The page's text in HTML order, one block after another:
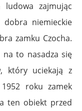
zajmując
dobra niemieckie
zamku Czocha.
na to nasadza się
który uciekają z
roku zamek
ten obiekt przed